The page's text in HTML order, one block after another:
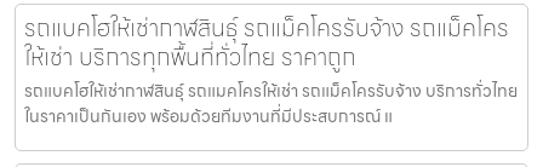
รถแบคโฮให้เช่ากาฬสินธุ์ รถแม็คโครรับจ้าง รถแม็คโคร
ให้เช่า บริการทุกพื้นที่ทั่วไทย ราคาถูก
รถแบคโฮให้เช่ากาฬสินธุ์ รถแมคโครให้เช่า รถแม็คโครรับจ้าง บริการทั่วไทย
ในราคาเป็นกันเอง พร้อมด้วยทีมงานที่มีประสบการณ์ แ